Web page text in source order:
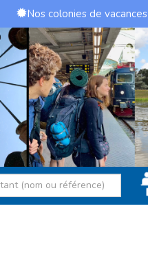
Nos colonies de vacances